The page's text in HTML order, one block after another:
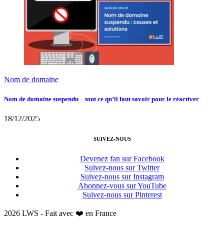
Nom de domaine
Nom de domaine suspendu – tout ce qu’il faut savoir pour le réactiver
18/12/2025
SUIVEZ-NOUS
Devenez fan sur Facebook
Suivez-nous sur Twitter
Suivez-nous sur Instagram
Abonnez-vous sur YouTube
Suivez-nous sur Pinterest
2026 LWS - Fait avec ❤️ en France